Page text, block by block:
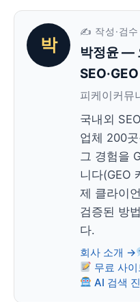
박
✍️ 작성·검수
박정윤—
피케이커뮤
국내외
업체 200
그 경험을
니다(GEO
제 클라이
검증된 방
다.
회사 소개 →
무료 사
AI 검색